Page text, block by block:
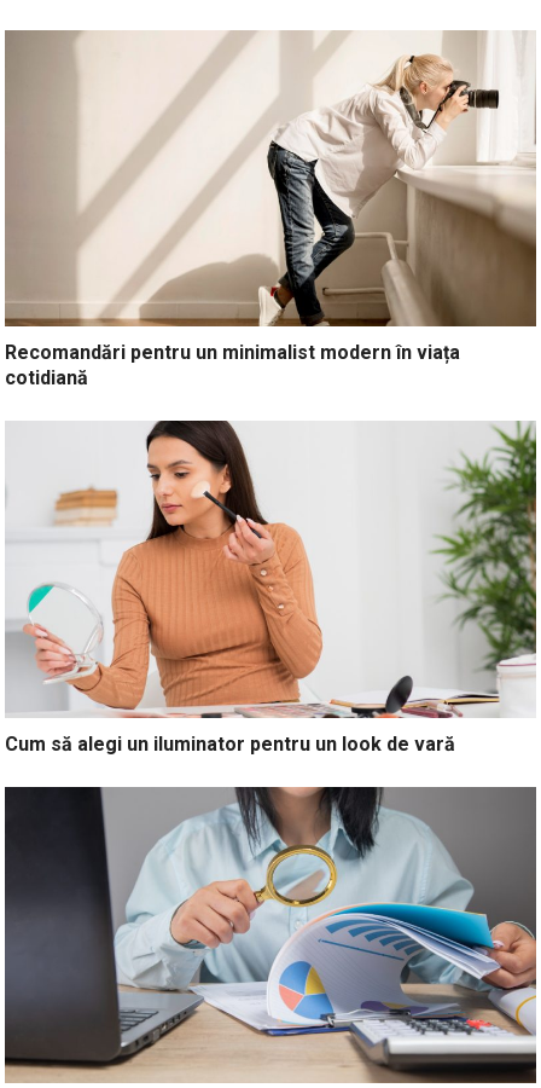
Recomandări pentru un minimalist modern în viața
cotidiană
Cum să alegi un iluminator pentru un look de vară